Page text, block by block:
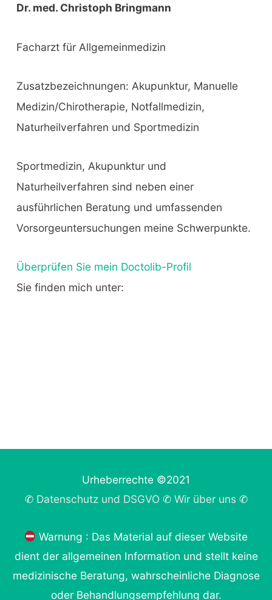
Dr. med. Christoph Bringmann
Facharzt für Allgemeinmedizin
Zusatzbezeichnungen: Akupunktur, Manuelle
Medizin/Chirotherapie, Notfallmedizin,
Naturheilverfahren und Sportmedizin
Sportmedizin, Akupunktur und
Naturheilverfahren sind neben einer
ausführlichen Beratung und umfassenden
Vorsorgeuntersuchungen meine Schwerpunkte.
Überprüfen Sie mein Doctolib-Profil
Sie finden mich unter:
Urheberrechte ©2021
✆ Datenschutz und DSGVO ✆ Wir über uns✆
Warnung : Das Material auf dieser Website
dient der allgemeinen Information und stellt keine
medizinische Beratung, wahrscheinliche Diagnose
oder Behandlungsempfehlung dar.